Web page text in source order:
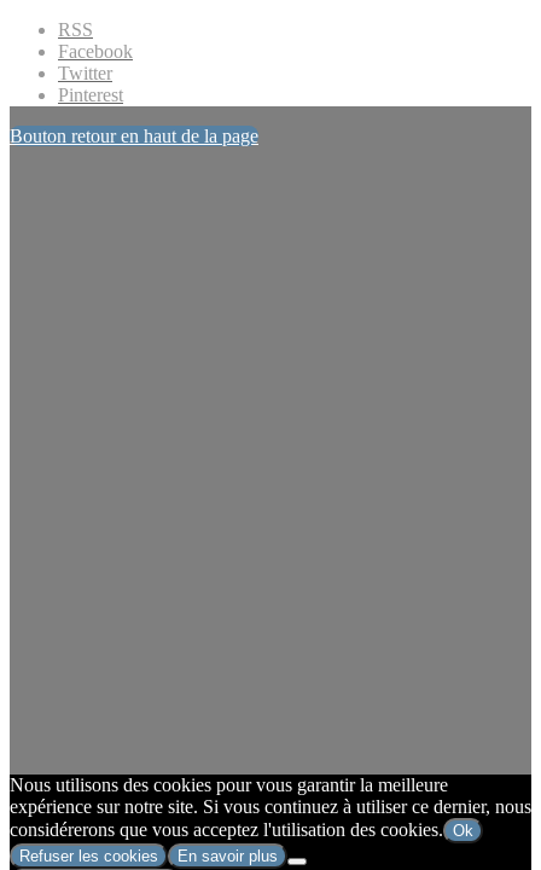
RSS
Facebook
Twitter
Pinterest
Bouton retour en haut de la page
Nous utilisons des cookies pour vous garantir la meilleure
expérience sur notre site. Si vous continuez à utiliser ce dernier, nous
considérerons que vous acceptez l'utilisation des cookies. Ok
Refuser les cookies
En savoir plus